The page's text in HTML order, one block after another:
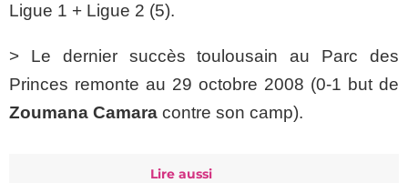
Ligue 1 + Ligue 2 (5).
> Le dernier succès toulousain au Parc des
Princes remonte au 29 octobre 2008 (0-1 but de
Zoumana Camara contre son camp).
Lire aussi